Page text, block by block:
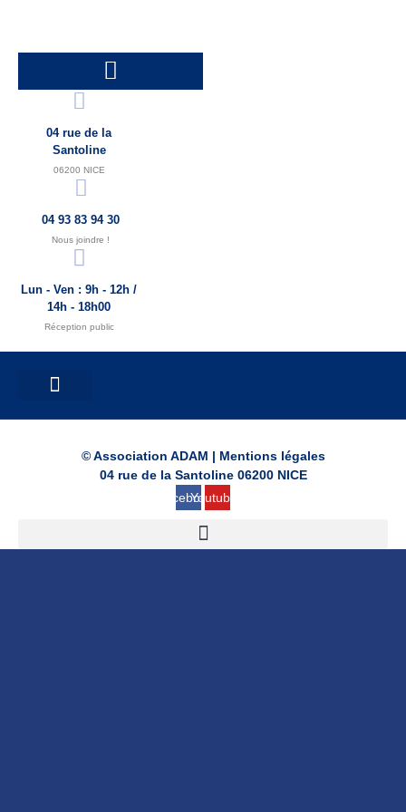
04 rue de la
Santoline
06200 NICE
04 93 83 94 30
Nous joindre !
Lun - Ven : 9h - 12h /
14h - 18h00
Réception public
© Association ADAM | Mentions légales
04 rue de la Santoline 06200 NICE
Facebook
Youtube